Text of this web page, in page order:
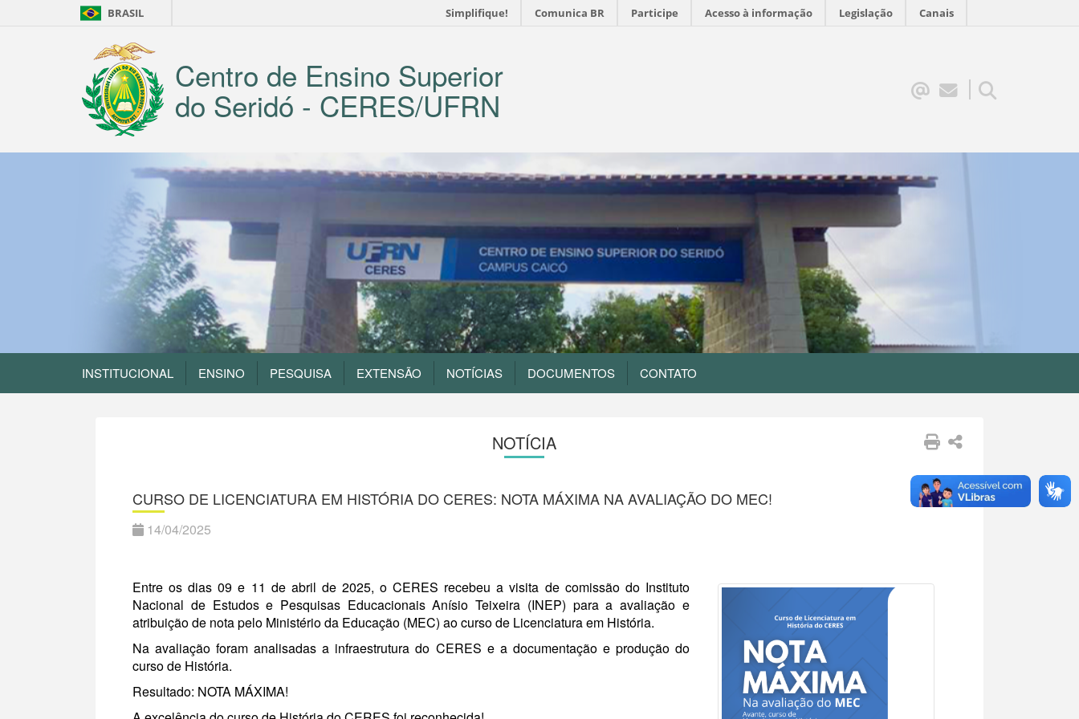
BRASIL Simplifique! Comunica BR Participe Acesso à informação Legislação Canais
Centro de Ensino Superior
do Seridó - CERES/UFRN
INSTITUCIONAL ENSINO PESQUISA EXTENSÃO NOTÍCIAS DOCUMENTOS CONTATO
NOTÍCIA
CURSO DE LICENCIATURA EM HISTÓRIA DO CERES: NOTA MÁXIMA NA AVALIAÇÃO DO MEC!
14/04/2025
Entre os dias 09 e 11 de abril de 2025, o CERES recebeu a visita de comissão do Instituto
Nacional de Estudos e Pesquisas Educacionais Anísio Teixeira (INEP) para a avaliação e
atribuição de nota pelo Ministério da Educação (MEC) ao curso de Licenciatura em História.
Na avaliação foram analisadas a infraestrutura do CERES e a documentação e produção do
curso de História.
Resultado: NOTA MÁXIMA!